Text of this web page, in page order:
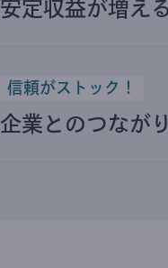
安定収益が増える
信頼がストック！
企業とのつなが